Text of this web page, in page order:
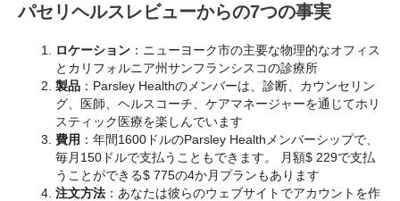
パセリヘルスレビューからの7つの事実
ロケーション ：ニューヨーク市の主要な物理的なオフィス
とカリフォルニア州サンフランシスコの診療所
製品 ：Parsley Healthのメンバーは、診断、カウンセリン
グ、医師、ヘルスコーチ、ケアマネージャーを通じてホリ
スティック医療を楽しんでいます
費用 ：年間1600ドルのParsley Healthメンバーシップで、
毎月150ドルで支払うこともできます。 月額$ 229で支払
うことができる$ 775の4か月プランもあります
注文方法 ：あなたは彼らのウェブサイトでアカウントを作